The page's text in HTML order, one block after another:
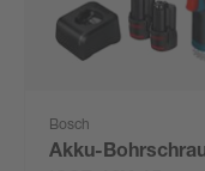
Bosch
Akku-